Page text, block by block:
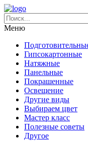
Меню
Гипсокартонные
Натяжные
Панельные
Покрашенные
Освещение
Другие виды
Выбираем цвет
Мастер класс
Полезные советы
Другое